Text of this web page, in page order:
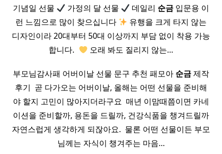
기념일 선물
가정의 달 선물 데일리 순금 입문용 이
런 느낌으로 많이 찾으십니다
유행을 크게 타지 않는
디자인이라 20대부터 50대 이상까지 부담 없이 착용 가능
합니다. ​
오래 봐도 질리지 않는…
부모님감사패 어버이날 선물 문구 추천 패모아 순금제작
후기 ​ 곧 다가오는 어버이날, 올해는 어떤 선물을 준비해
야 할지 고민이 많아지더라구요 ​ 매년 이맘때쯤이면 카네
이션을 준비할까, 용돈을 드릴까, 건강식품을 챙겨드릴까
자연스럽게 생각하게 되잖아요. ​ 물론 어떤 선물이든 부모
님께는 자식이 챙겨주는 마음…